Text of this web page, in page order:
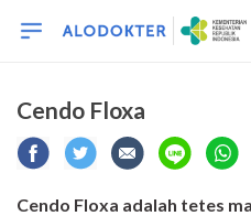
Cendo Floxa
Cendo Floxa adalah tetes